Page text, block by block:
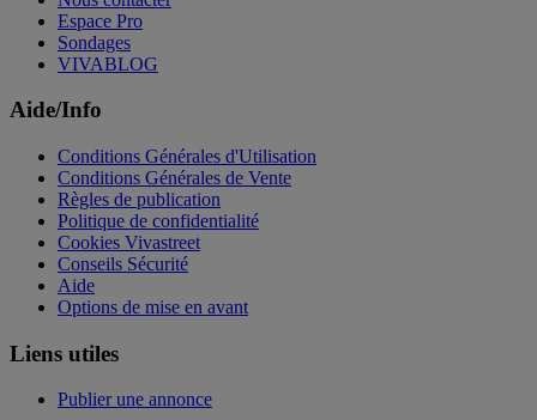
Espace Pro
Sondages
VIVABLOG
Aide/Info
Conditions Générales d'Utilisation
Conditions Générales de Vente
Règles de publication
Politique de confidentialité
Cookies Vivastreet
Conseils Sécurité
Aide
Options de mise en avant
Liens utiles
Publier une annonce